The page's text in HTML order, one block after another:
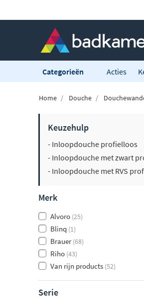
Categorieën Acties
Home Douche
Keuzehulp
- Inloopdouche profielloos
- Inloopdouche met zwart
- Inloopdouche met RVS
Merk
Alvoro (25)
Blinq (1)
Brauer(68)
Riho (43)
Van rijn products (52)
Serie